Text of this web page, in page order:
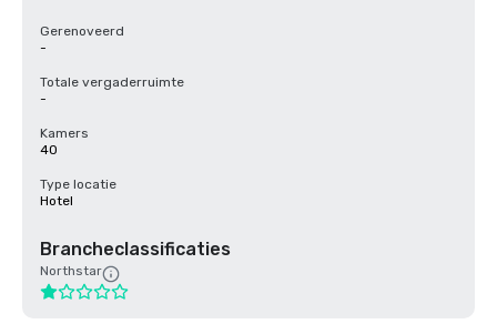
Gerenoveerd
-
Totale vergaderruimte
-
Kamers
40
Type locatie
Hotel
Brancheclassificaties
Northstar